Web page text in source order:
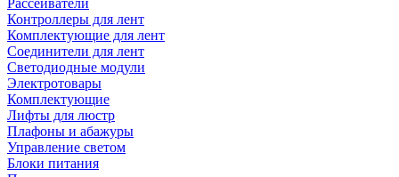
Рассеиватели
Контроллеры для лент
Комплектующие для лент
Соединители для лент
Светодиодные модули
Электротовары
Комплектующие
Лифты для люстр
Плафоны и абажуры
Управление светом
Блоки питания